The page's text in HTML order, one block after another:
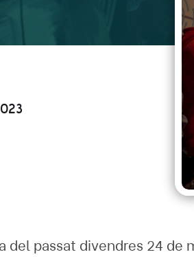
del passat divendres 24 de